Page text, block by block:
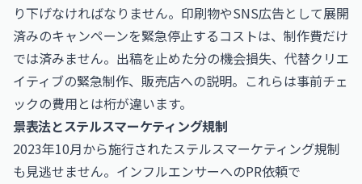
り下げなければなりません。印刷物やSNS広告として展開
済みのキャンペーンを緊急停止するコストは、制作費だけ
では済みません。出稿を止めた分の機会損失、代替クリエ
イティブの緊急制作、販売店への説明。これらは事前チェ
ックの費用とは桁が違います。
景表法とステルスマーケティング規制
2023年10月から施行されたステルスマーケティング規制
も見逃せません。インフルエンサーへのPR依頼で